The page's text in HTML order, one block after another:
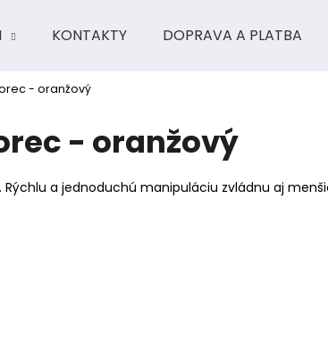
KONTAKTY DOPRAVA A PLATBA
- oranžový
- oranžový
a jednoduchú manipuláciu zvládnu aj
nájsť?
HĽADAŤ